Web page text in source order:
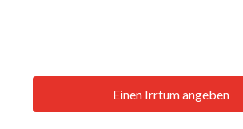
Einen Irrtum angeben